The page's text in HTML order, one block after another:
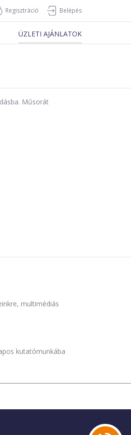
Regisztráció Belépés
ÜZLETI AJÁNLATOK
Műsorát
multimédiás
kutatómunkába